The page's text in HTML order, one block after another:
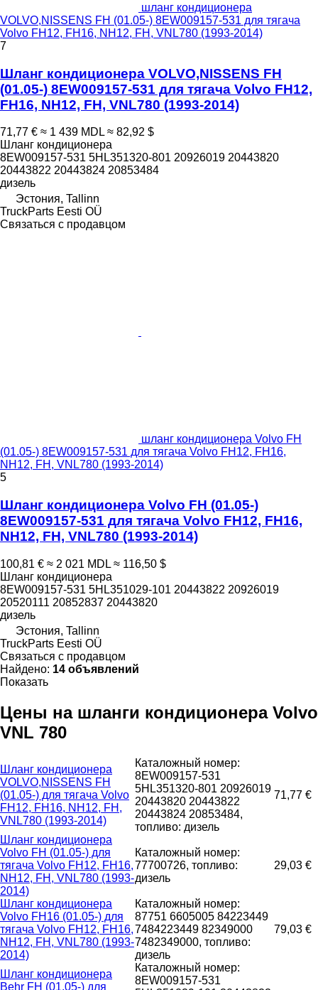
шланг кондиционера
VOLVO,NISSENS FH (01.05-) 8EW009157-531 для тягача
Volvo FH12, FH16, NH12, FH, VNL780 (1993-2014)
7
Шланг кондиционера VOLVO,NISSENS FH
(01.05-) 8EW009157-531 для тягача Volvo FH12,
FH16, NH12, FH, VNL780 (1993-2014)
71,77 € ≈ 1 439 MDL ≈ 82,92 $
Шланг кондиционера
8EW009157-531 5HL351320-801 20926019 20443820
20443822 20443824 20853484
дизель
Эстония, Tallinn
TruckParts Eesti OÜ
Связаться с продавцом
шланг кондиционера Volvo FH
(01.05-) 8EW009157-531 для тягача Volvo FH12, FH16,
NH12, FH, VNL780 (1993-2014)
5
Шланг кондиционера Volvo FH (01.05-)
8EW009157-531 для тягача Volvo FH12, FH16,
NH12, FH, VNL780 (1993-2014)
100,81 € ≈ 2 021 MDL ≈ 116,50 $
Шланг кондиционера
8EW009157-531 5HL351029-101 20443822 20926019
20520111 20852837 20443820
дизель
Эстония, Tallinn
TruckParts Eesti OÜ
Связаться с продавцом
Найдено: 14 объявлений
Показать
Цены на шланги кондиционера Volvo
VNL 780
Шланг кондиционера
VOLVO,NISSENS FH
(01.05-) для тягача Volvo
FH12, FH16, NH12, FH,
VNL780 (1993-2014)
Каталожный номер:
8EW009157-531
5HL351320-801 20926019
20443820 20443822
20443824 20853484,
топливо: дизель
71,77 €
Шланг кондиционера
Volvo FH (01.05-) для
тягача Volvo FH12, FH16,
NH12, FH, VNL780 (1993-
2014)
Каталожный номер:
77700726, топливо:
дизель
29,03 €
Шланг кондиционера
Volvo FH16 (01.05-) для
тягача Volvo FH12, FH16,
NH12, FH, VNL780 (1993-
2014)
Каталожный номер:
87751 6605005 84223449
7484223449 82349000
7482349000, топливо:
дизель
79,03 €
Шланг кондиционера
Behr FH (01.05-) для
Каталожный номер:
8EW009157-531